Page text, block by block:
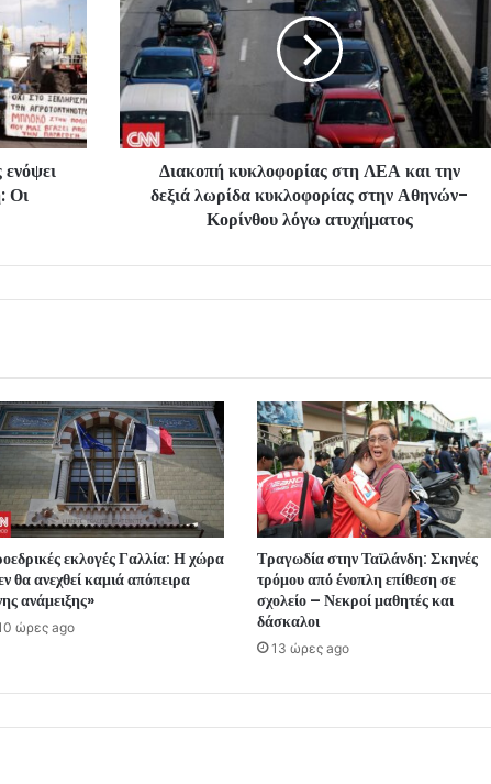
Οι
Διακοπή κυκλοφορίας στη ΛΕΑ και την
δεξιά λωρίδα κυκλοφορίας στην Αθηνών-
Κορίνθου λόγω ατυχήματος
εκλογές Γαλλία: Η χώρα
θα ανεχθεί καμιά απόπειρα
ανάμειξης»
ώρες ago
Τραγωδία στην Ταϊλάνδη: Σκηνές
τρόμου από ένοπλη επίθεση σε
σχολείο – Νεκροί μαθητές και
δάσκαλοι
13 ώρες ago